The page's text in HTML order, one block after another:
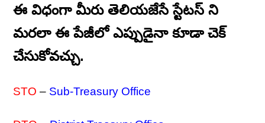
ఈ విధంగా మీరు తెలియజేసే స్టేటస్ ని
మరలా ఈ పేజీలో ఎప్పుడైనా కూడా చెక్
చేసుకోవచ్చు.
STO – Sub-Treasury Office